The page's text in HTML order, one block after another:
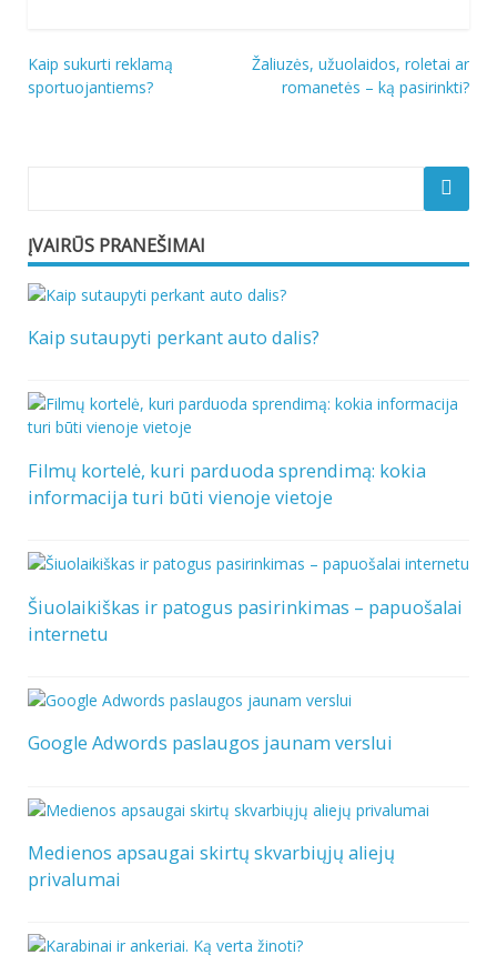
Navigacija
tarp
Kaip sukurti reklamą
sportuojantiems?
Žaliuzės, užuolaidos, roletai ar
romanetės – ką pasirinkti?
ĮVAIRŪS PRANEŠIMAI
Kaip sutaupyti perkant auto dalis?
Filmų kortelė, kuri parduoda sprendimą: kokia
informacija turi būti vienoje vietoje
Šiuolaikiškas ir patogus pasirinkimas – papuošalai
internetu
Google Adwords paslaugos jaunam verslui
Medienos apsaugai skirtų skvarbiųjų aliejų
privalumai